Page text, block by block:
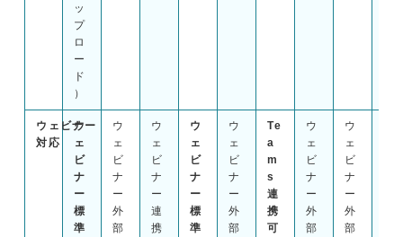
ッ
プ
ロ
ー
ド
）
ウェビナー
対応
ウ
ェ
ビ
ナ
ー
標
準
ウ
ェ
ビ
ナ
ー
外
部
ウ
ェ
ビ
ナ
ー
連
携
ウ
ェ
ビ
ナ
ー
標
準
ウ
ェ
ビ
ナ
ー
外
部
Te
a
m
s
連
携
可
ウ
ェ
ビ
ナ
ー
外
部
ウ
ェ
ビ
ナ
ー
外
部